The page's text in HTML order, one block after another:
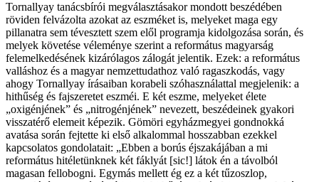
Tornallyay tanácsbírói megválasztásakor mondott beszédében
röviden felvázolta azokat az eszméket is, melyeket maga egy
pillanatra sem tévesztett szem elől programja kidolgozása során, és
melyek követése véleménye szerint a református magyarság
felemelkedésének kizárólagos zálogát jelentik. Ezek: a református
valláshoz és a magyar nemzettudathoz való ragaszkodás, vagy
ahogy Tornallyay írásaiban korabeli szóhasználattal megjelenik: a
hithűség és fajszeretet eszméi. E két eszme, melyeket élete
„oxigénjének” és „nitrogénjének” nevezett, beszédeinek gyakori
visszatérő elemeit képezik. Gömöri egyházmegyei gondnokká
avatása során fejtette ki első alkalommal hosszabban ezekkel
kapcsolatos gondolatait: „Ebben a borús éjszakájában a mi
református hitéletünknek két fáklyát [sic!] látok én a távolból
magasan fellobogni. Egymás mellett ég ez a két tűzoszlop,